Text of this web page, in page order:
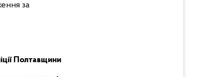
за
Полтавщини